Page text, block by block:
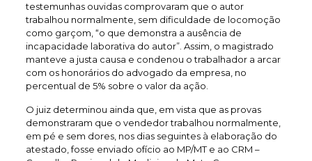
testemunhas ouvidas comprovaram que o autor
trabalhou normalmente, sem dificuldade de locomoção
como garçom, “o que demonstra a ausência de
incapacidade laborativa do autor”. Assim, o magistrado
manteve a justa causa e condenou o trabalhador a arcar
com os honorários do advogado da empresa, no
percentual de 5% sobre o valor da ação.
O juiz determinou ainda que, em vista que as provas
demonstraram que o vendedor trabalhou normalmente,
em pé e sem dores, nos dias seguintes à elaboração do
atestado, fosse enviado ofício ao MP/MT e ao CRM –